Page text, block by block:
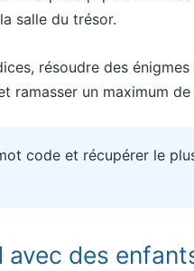
salle du trésor.
résoudre des
un maximum
code et récupérer le
des